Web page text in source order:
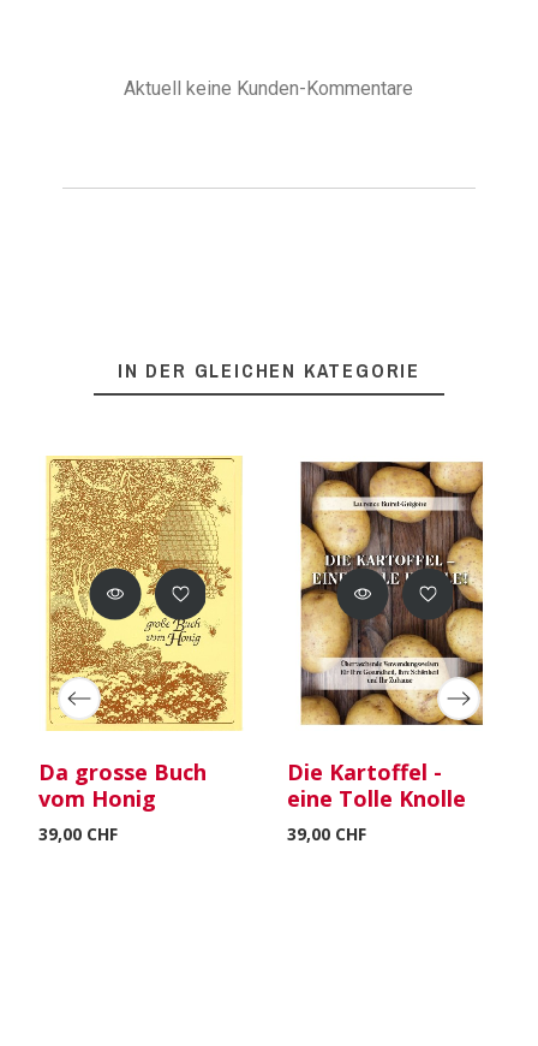
Aktuell keine Kunden-Kommentare
IN DER GLEICHEN KATEGORIE
Da grosse Buch
vom Honig
39,00 CHF
Die Kartoffel -
eine Tolle Knolle
39,00 CHF